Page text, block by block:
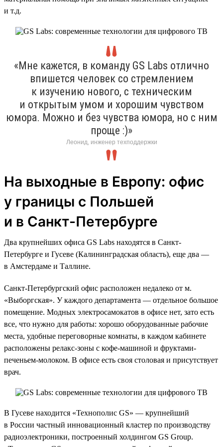
и т.д.
«Мне кажется, в команду GS Labs отлично
впишется человек со стремлением
к изучению нового, с техническим
и открытым умом и хорошим чувством
юмора. Можно и без чувства юмора, но с ним
проще :)»
Леонид, инженер техподдержки
На выходные в Европу: офис
у границы с Польшей
и в Санкт-Петербурге
Два крупнейших офиса GS Labs находятся в Санкт-
Петербурге и Гусеве (Калининградская область), еще два —
в Амстердаме и Таллине.
Санкт-Петербургский офис расположен недалеко от м.
«Выборгская». У каждого департамента — отдельное большое
помещение. Модных электросамокатов в офисе нет, зато есть
все, что нужно для работы: хорошо оборудованные рабочие
места, удобные переговорные комнаты, в каждом кабинете
расположены релакс-зоны с кофе-машиной и фруктами-
печеньем-молоком. В офисе есть своя столовая и присутствует
врач.
В Гусеве находится «Технополис GS» — крупнейший
в России частный инновационный кластер по производству
радиоэлектроники, построенный холдингом GS Group.